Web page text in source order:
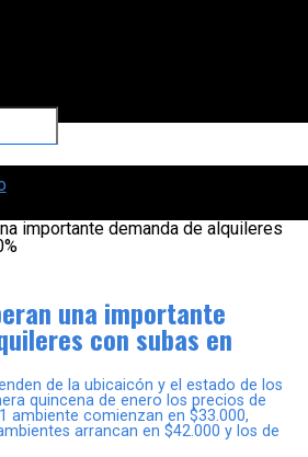
una importante
con subas en
de la ubicaicón y el estado de los
quincena de enero los precios de
ambiente comienzan en $33.000,
arrancan en $42.000 y los de